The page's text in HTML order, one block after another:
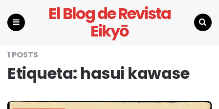
El Blog de Revista
Eikyō
1 POSTS
Etiqueta: hasui kawase